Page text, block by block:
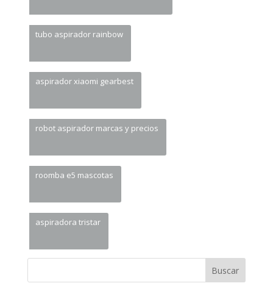
tubo aspirador rainbow
aspirador xiaomi gearbest
robot aspirador marcas y precios
roomba e5 mascotas
aspiradora tristar
Buscar